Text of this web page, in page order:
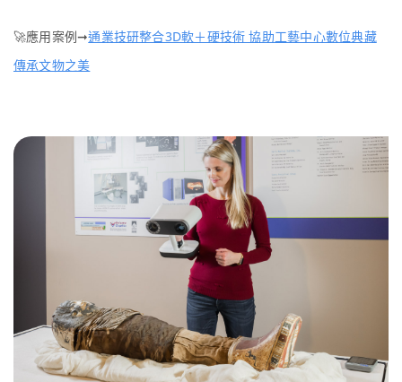
🚀應用案例➞通業技研整合3D軟＋硬技術 協助工藝中心數位典藏
傳承文物之美